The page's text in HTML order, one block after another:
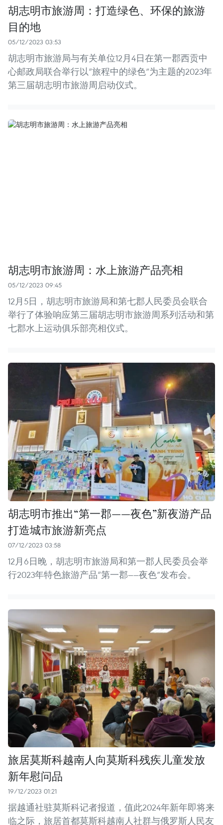
胡志明市旅游周：打造绿色、环保的旅游
目的地
05/12/2023 03:53
胡志明市旅游局与有关单位12月4日在第一郡西贡中
心邮政局联合举行以“旅程中的绿色”为主题的2023年
第三届胡志明市旅游周启动仪式。
胡志明市旅游周：水上旅游产品亮相
05/12/2023 09:45
12月5日，胡志明市旅游局和第七郡人民委员会联合
举行了体验响应第三届胡志明市旅游周系列活动和第
七郡水上运动俱乐部亮相仪式。
胡志明市推出“第一郡——夜色”新夜游产品
打造城市旅游新亮点
07/12/2023 03:58
12月6日晚，胡志明市旅游局和第一郡人民委员会举
行2023年特色旅游产品“第一郡——夜色”发布会。
旅居莫斯科越南人向莫斯科残疾儿童发放
新年慰问品
19/12/2023 01:21
据越通社驻莫斯科记者报道，值此2024年新年即将来
临之际，旅居首都莫斯科越南人社群与俄罗斯人民友